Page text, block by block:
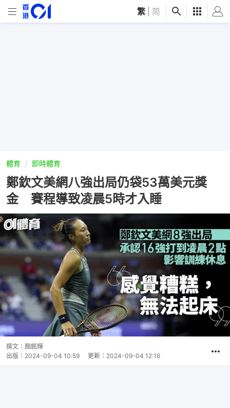
繁 简
體育 即時體育
鄭欽文美網八強出局仍袋53萬美元獎
金 賽程導致凌晨5時才入睡
撰文： 顏銘輝
出版： 2024-09-04 10:59 更新： 2024-09-04 12:16